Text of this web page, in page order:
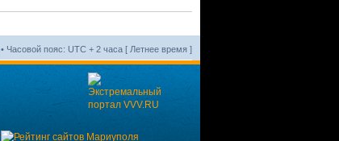
• Часовой пояс: UTC + 2 часа [ Летнее время ]